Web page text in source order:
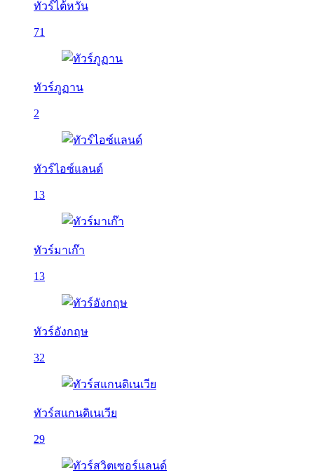
ทัวร์ไต้หวัน
71
ทัวร์ภูฏาน
2
ทัวร์ไอซ์แลนด์
13
ทัวร์มาเก๊า
13
ทัวร์อังกฤษ
32
ทัวร์สแกนดิเนเวีย
29